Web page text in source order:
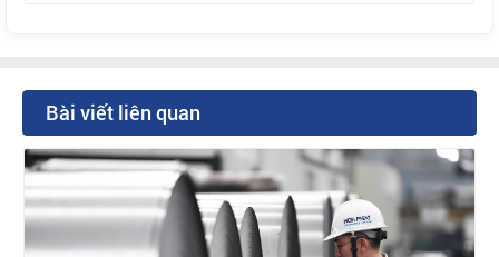
Bài viết liên quan